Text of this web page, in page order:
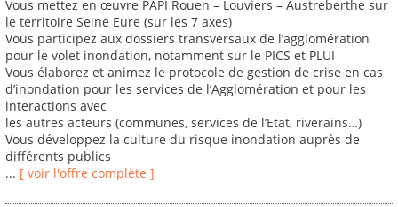
Vous mettez en œuvre PAPI Rouen – Louviers – Austreberthe sur
le territoire Seine Eure (sur les 7 axes)
Vous participez aux dossiers transversaux de l’agglomération
pour le volet inondation, notamment sur le PICS et PLUI
Vous élaborez et animez le protocole de gestion de crise en cas
d’inondation pour les services de l’Agglomération et pour les
interactions avec
les autres acteurs (communes, services de l’Etat, riverains…)
Vous développez la culture du risque inondation auprès de
différents publics
... [ voir l'offre complète ]